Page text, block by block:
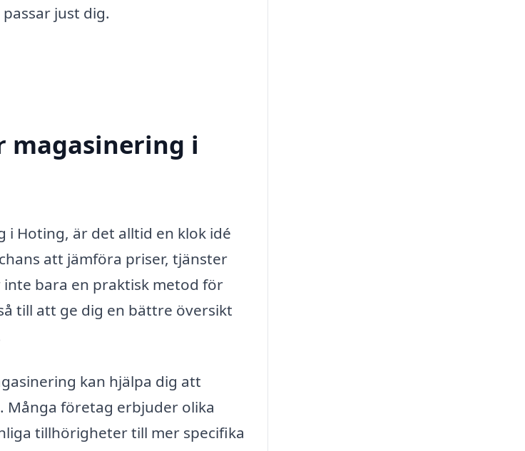
just dig.
magasinering i
Hoting, är det alltid en klok idé
att jämföra priser, tjänster
bara en praktisk metod för
till att ge dig en bättre översikt
kan hjälpa dig att
Många företag erbjuder olika
tillhörigheter till mer specifika